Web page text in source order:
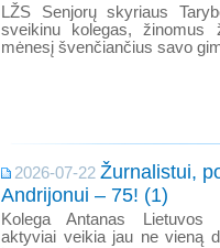
LŽS Senjorų skyriaus
sveikinu kolegas, žinomus
mėnesį švenčiančius savo
2026-07-22 Žurnalistui,
Andrijonui – 75! (1)
Kolega Antanas Lietuvos
aktyviai veikia jau ne vieną